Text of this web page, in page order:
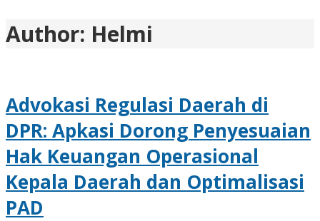
Author: Helmi
Advokasi Regulasi Daerah di
DPR: Apkasi Dorong Penyesuaian
Hak Keuangan Operasional
Kepala Daerah dan Optimalisasi
PAD